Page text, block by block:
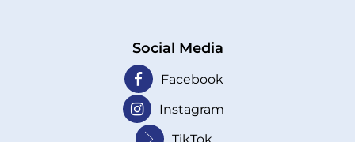
Social Media
Facebook
Instagram